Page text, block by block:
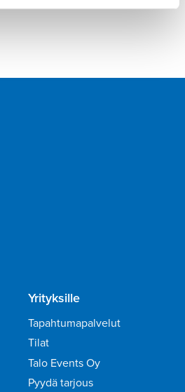
Yrityksille
Tapahtumapalvelut
Tilat
Talo Events Oy
Pyydä tarjous